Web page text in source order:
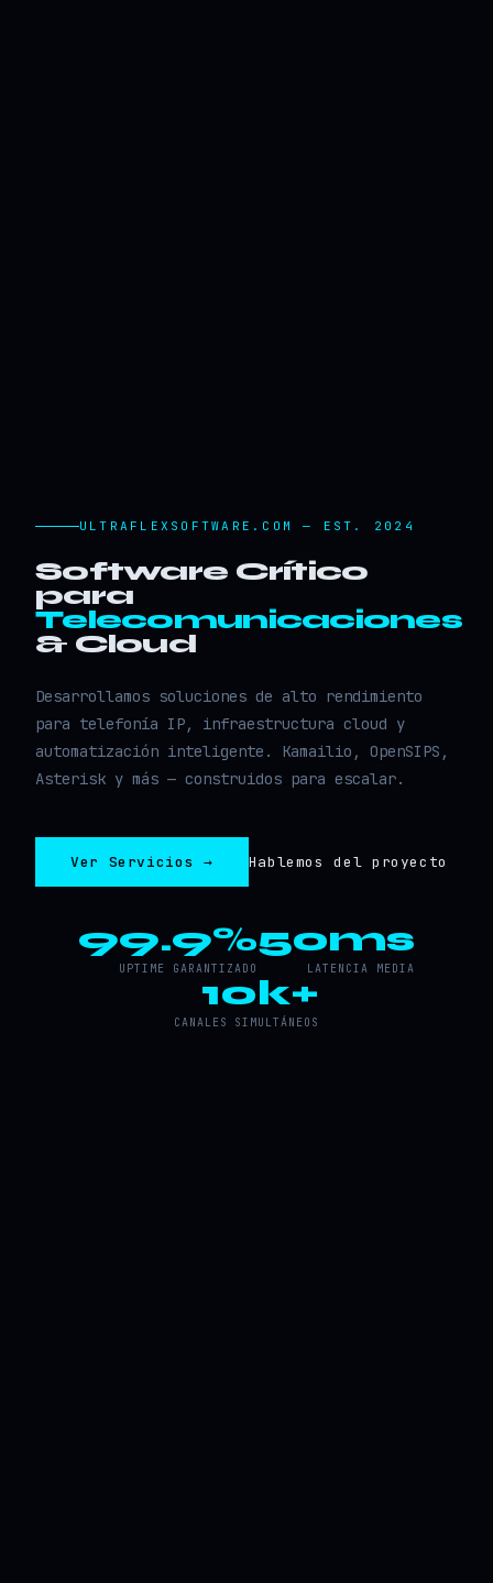
ULTRAFLEXSOFTWARE.COM — EST. 2024
Software Crítico
para
Telecomunicaciones
& Cloud
Desarrollamos soluciones de alto rendimiento
para telefonía IP, infraestructura cloud y
automatización inteligente. Kamailio, OpenSIPS,
Asterisk y más — construidos para escalar.
Ver Servicios → Hablemos del proyecto
99.9%
UPTIME GARANTIZADO
50ms
LATENCIA MEDIA
10k+
CANALES SIMULTÁNEOS